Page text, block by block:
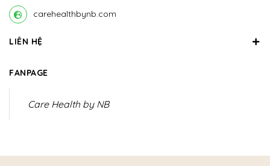
carehealthbynb.com
LIÊN HỆ
FANPAGE
Care Health by NB